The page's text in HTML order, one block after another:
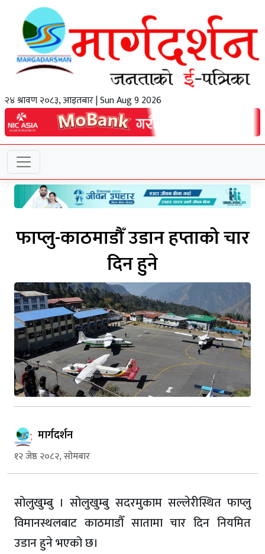
२४ श्रावण २०८३, आइतबार | Sun Aug 9 2026
फाप्लु-काठमाडौँ उडान हप्ताको चार
दिन हुने
मार्गदर्शन
१२ जेष्ठ २०८२, सोमबार
सोलुखुम्बु । सोलुखुम्बु सदरमुकाम सल्लेरीस्थित फाप्लु
विमानस्थलबाट काठमाडौँ सातामा चार दिन नियमित
उडान हुने भएको छ।